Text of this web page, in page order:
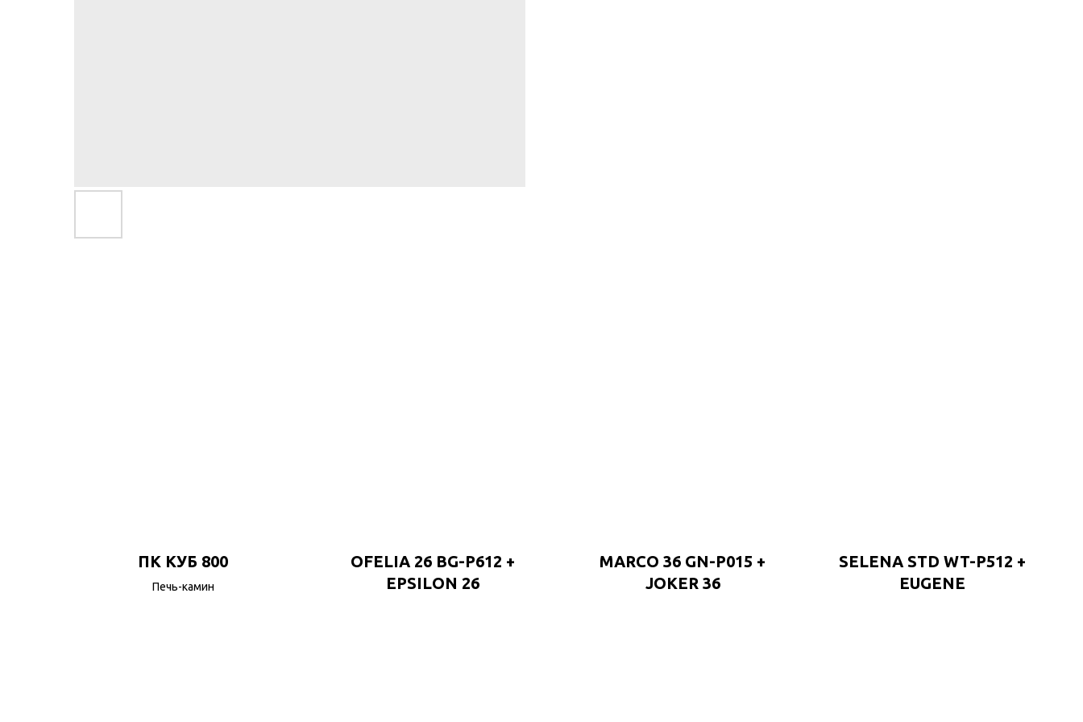
ПК КУБ 800
Печь-камин
OFELIA 26 BG-P612 +
EPSILON 26
MARCO 36 GN-P015 +
JOKER 36
SELENA STD WT-P512 +
EUGENE